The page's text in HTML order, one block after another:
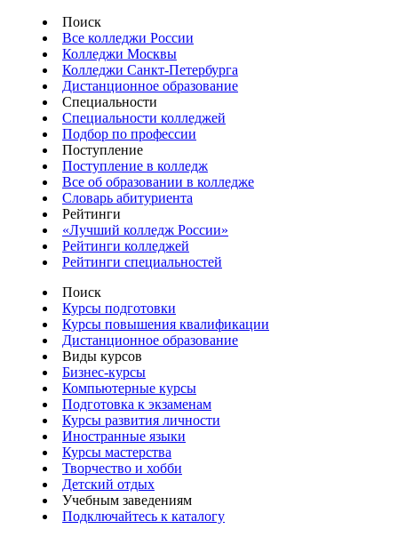
Поиск
Все колледжи России
Колледжи Москвы
Колледжи Санкт-Петербурга
Дистанционное образование
Специальности
Специальности колледжей
Подбор по профессии
Поступление
Поступление в колледж
Все об образовании в колледже
Словарь абитуриента
Рейтинги
«Лучший колледж России»
Рейтинги колледжей
Рейтинги специальностей
Поиск
Курсы подготовки
Курсы повышения квалификации
Дистанционное образование
Виды курсов
Бизнес-курсы
Компьютерные курсы
Подготовка к экзаменам
Курсы развития личности
Иностранные языки
Курсы мастерства
Творчество и хобби
Детский отдых
Учебным заведениям
Подключайтесь к каталогу